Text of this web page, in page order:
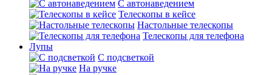
С автонаведением
Телескопы в кейсе
Настольные телескопы
Телескопы для телефона
Лупы
С подсветкой
На ручке